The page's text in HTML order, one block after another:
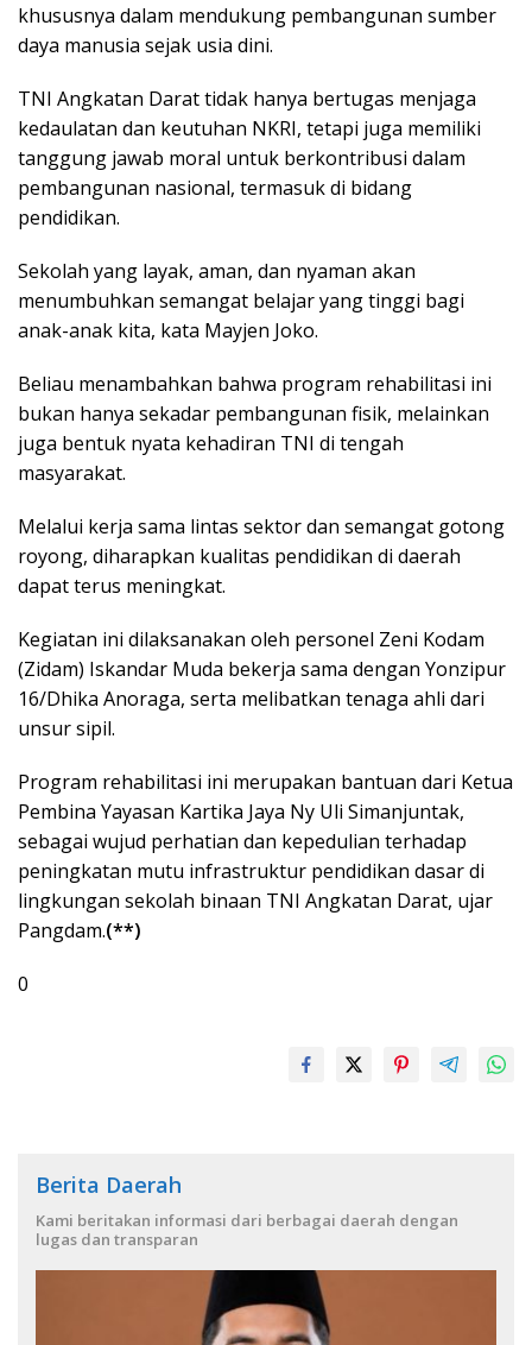
khususnya dalam mendukung pembangunan sumber
daya manusia sejak usia dini.
TNI Angkatan Darat tidak hanya bertugas menjaga
kedaulatan dan keutuhan NKRI, tetapi juga memiliki
tanggung jawab moral untuk berkontribusi dalam
pembangunan nasional, termasuk di bidang
pendidikan.
Sekolah yang layak, aman, dan nyaman akan
menumbuhkan semangat belajar yang tinggi bagi
anak-anak kita, kata Mayjen Joko.
Beliau menambahkan bahwa program rehabilitasi ini
bukan hanya sekadar pembangunan fisik, melainkan
juga bentuk nyata kehadiran TNI di tengah
masyarakat.
Melalui kerja sama lintas sektor dan semangat gotong
royong, diharapkan kualitas pendidikan di daerah
dapat terus meningkat.
Kegiatan ini dilaksanakan oleh personel Zeni Kodam
(Zidam) Iskandar Muda bekerja sama dengan Yonzipur
16/Dhika Anoraga, serta melibatkan tenaga ahli dari
unsur sipil.
Program rehabilitasi ini merupakan bantuan dari Ketua
Pembina Yayasan Kartika Jaya Ny Uli Simanjuntak,
sebagai wujud perhatian dan kepedulian terhadap
peningkatan mutu infrastruktur pendidikan dasar di
lingkungan sekolah binaan TNI Angkatan Darat, ujar
Pangdam.(**)
0
Berita Daerah
Kami beritakan informasi dari berbagai daerah dengan
lugas dan transparan